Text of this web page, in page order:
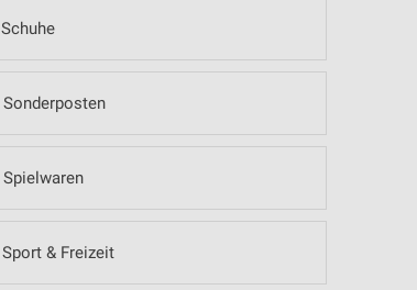
Schuhe
Sonderposten
Spielwaren
Sport & Freizeit